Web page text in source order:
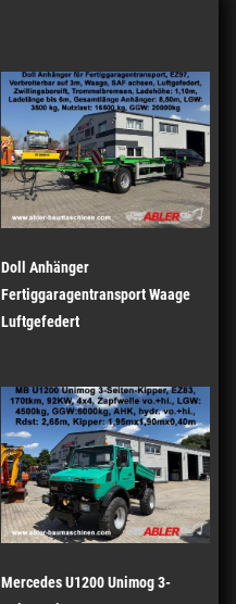
Doll Anhänger
Fertiggaragentransport Waage
Luftgefedert
Mercedes U1200 Unimog 3-